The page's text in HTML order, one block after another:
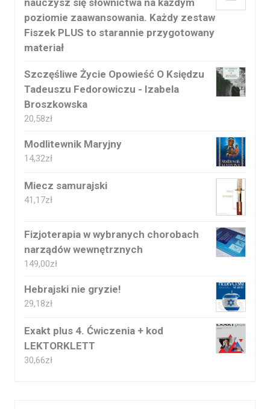
nauczysz się słownictwa na każdym
poziomie zaawansowania. Każdy zestaw
Fiszek PLUS to starannie przygotowany
materiał
Szczęśliwe Życie Opowieść O Księdzu
Tadeuszu Fedorowiczu - Izabela
Broszkowska
20,58zł
Modlitewnik Maryjny
14,32zł
Miecz samurajski
41,17zł
Fizjoterapia w wybranych chorobach
narządów wewnętrznych
149,00zł
Hebrajski nie gryzie!
29,18zł
Exakt plus 4. Ćwiczenia + kod
LEKTORKLETT
30,66zł